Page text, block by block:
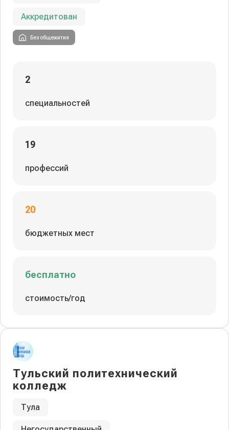
Аккредитован
Без общежития
2
специальностей
19
профессий
20
бюджетных мест
бесплатно
стоимость/год
Тульский политехнический
колледж
Тула